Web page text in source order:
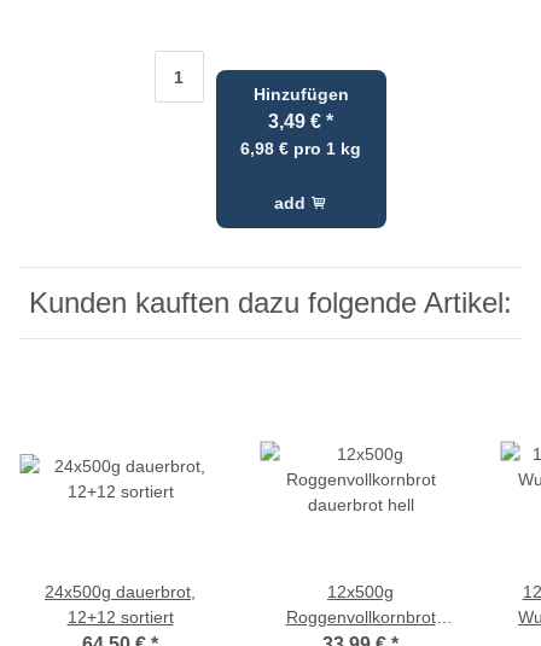
Hinzufügen
3,49 €*
6,98 € pro 1 kg
add
Kunden kauften dazu folgende Artikel:
24x500g dauerbrot,
12+12 sortiert
12x500g
Roggenvollkornbrot